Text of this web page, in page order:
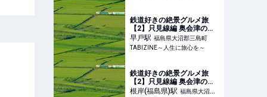
鉄道好きの絶景グルメ旅
【2】只見線編 奥会津の田
園風景と10個限定の姫ま
早戸駅 福島県大沼郡三島町
TABIZINE～人生に旅心を～
鉄道好きの絶景グルメ旅
【2】只見線編 奥会津の田
園風景と10個限定の姫ま
根岸(福島県)駅 福島県大沼郡